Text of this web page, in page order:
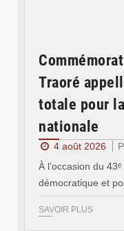
Traoré
totale pour
nationale
4 août 2026
À l’occasion du
démocratique et
SAVOIR PLUS